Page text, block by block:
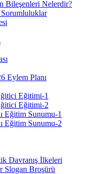
Bileşenleri Nelerdir?
Eylem Planı
Eğitimi-1
Eğitimi-2
Eğitim Sunumu-1
Eğitim Sunumu-2
Davranış İlkeleri
Slogan Broşürü